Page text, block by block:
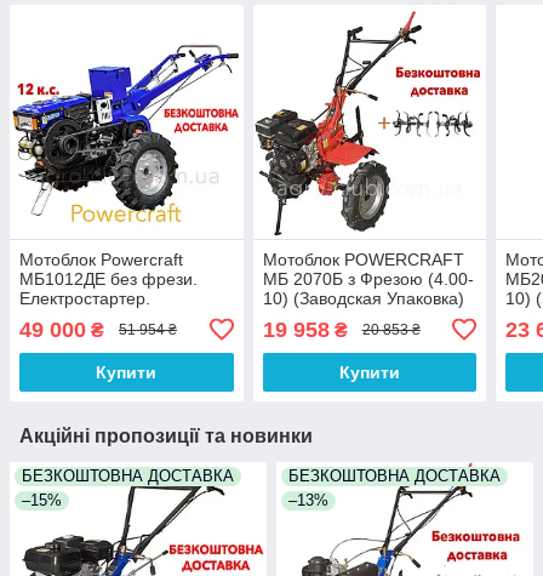
Мотоблок Powercraft
МБ1012ДЕ без фрези.
Електростартер.
БЕЗКОШТОВНА
ДОСТАВКА !!!
49 000 ₴ 51 954 ₴
Купити
Мотоблок POWERCRAFT
МБ 2070Б з Фрезою (4.00-
10) (Заводская Упаковка)
ДОСТАВКА!!
19 958₴ 20 853 ₴
Купити
10)
23
Акційні пропозиції та новинки
БЕЗКОШТОВНА ДОСТАВКА
–15%
БЕЗКОШТОВНА ДОСТАВКА
–13%